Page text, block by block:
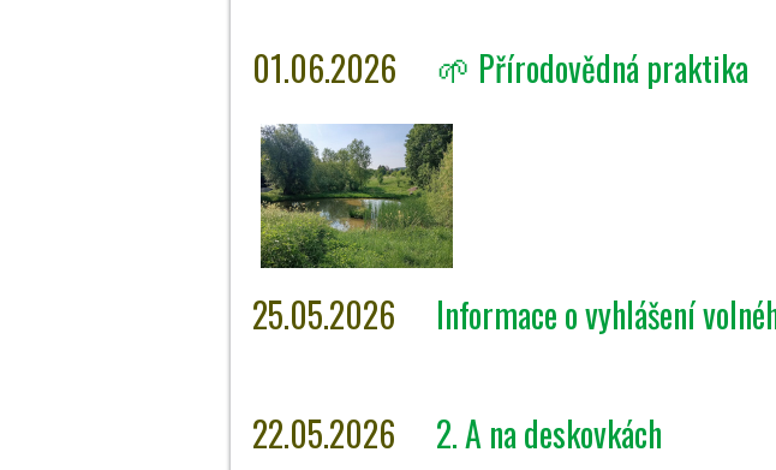
01.06.2026 🌱 Přírodovědná praktika
25.05.2026 Informace o vyhlášení
22.05.2026 2. A na deskovkách